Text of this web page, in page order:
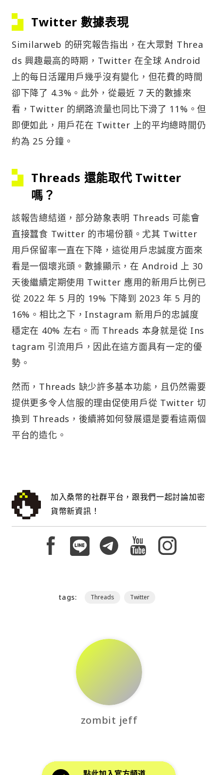
Twitter 數據表現
Similarweb 的研究報告指出，在大眾對 Threa
ds 興趣最高的時期，Twitter 在全球 Android
上的每日活躍用戶幾乎沒有變化，但花費的時間
卻下降了 4.3%。此外，從最近 7 天的數據來
看，Twitter 的網路流量也同比下滑了 11%。但
即便如此，用戶花在 Twitter 上的平均總時間仍
約為 25 分鐘。
Threads 還能取代 Twitter
嗎？
該報告總結道，部分跡象表明 Threads 可能會
直接蠶食 Twitter 的市場份額。尤其 Twitter
用戶保留率一直在下降，這從用戶忠誠度方面來
看是一個壞兆頭。數據顯示，在 Android 上 30
天後繼續定期使用 Twitter 應用的新用戶比例已
從 2022 年 5 月的 19% 下降到 2023 年 5 月的
16%。相比之下，Instagram 新用戶的忠誠度
穩定在 40% 左右。而 Threads 本身就是從 Ins
tagram 引流用戶，因此在這方面具有一定的優
勢。
然而，Threads 缺少許多基本功能，且仍然需要
提供更多令人信服的理由促使用戶從 Twitter 切
換到 Threads，後續將如何發展還是要看這兩個
平台的造化。
加入桑幣的社群平台，跟我們一起討論加密
貨幣新資訊！
tags: Threads Twitter
zombit jeff